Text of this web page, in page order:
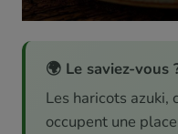
🌍 Le saviez-vous
Les haricots azuki,
occupent une